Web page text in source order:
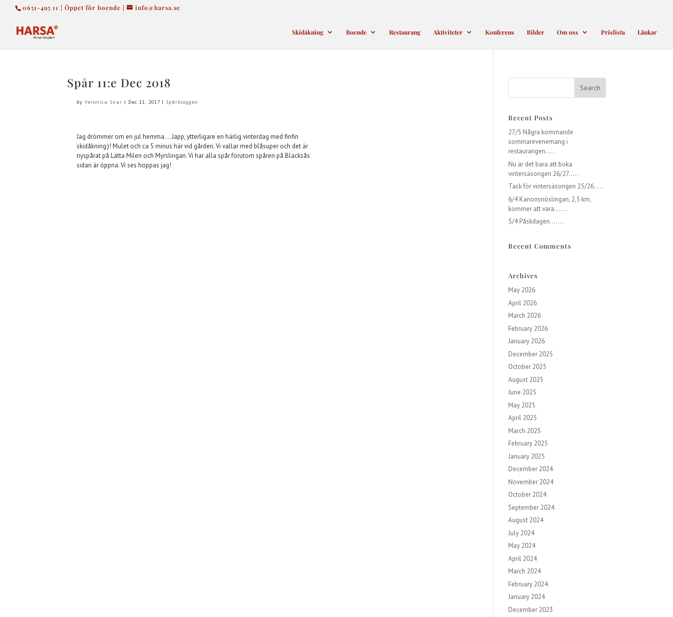
0651-495 11 | Öppet för boende | info@harsa.se
Skidåkning Boende Restaurang Aktiviteter Konferens Bilder Om oss Prislista Länkar
Spår 11:e Dec 2018
byVeronica Snar | Dec 11, 2017 | Spårbloggen
Jag drömmer om en jul hemma….Japp, ytterligare en härlig vinterdag med finfin
skidåkning:)! Mulet och ca 5 minus här vid gården. Vi vallar med blåsuper och det är
nyspårat på Lätta Milen och Myrslingan. Vi har alla spår förutom spåren på Blacksås
sidan är öppna. Vi ses hoppas jag!
Recent Posts
27/5 Några kommande
sommarevenemang i
restaurangen…..
Nu är det bara att boka
vintersäsongen 26/27…..
Tack för vintersäsongen 25/26…..
6/4 Kanonsnöslingan, 2,5 km,
kommer att vara…….
5/4 Påskdagen…….
Recent Comments
Archives
May 2026
April 2026
March 2026
February 2026
January 2026
December 2025
October 2025
August 2025
June 2025
May 2025
April 2025
March 2025
February 2025
January 2025
December 2024
November 2024
October 2024
September 2024
August 2024
July 2024
May 2024
April 2024
March 2024
February 2024
January 2024
December 2023